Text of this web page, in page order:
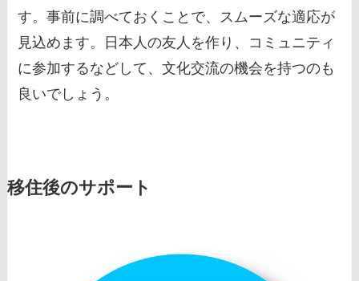
す。事前に調べておくことで、スムーズな適応が
見込めます。日本人の友人を作り、コミュニティ
に参加するなどして、文化交流の機会を持つのも
良いでしょう。
移住後のサポート